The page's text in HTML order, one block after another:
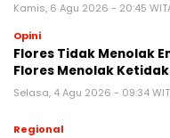
Kamis, 6 Agu 2026 - 20:45
Opini
Flores Tidak Menolak
Flores Menolak
Selasa, 4 Agu 2026 - 09:34
Regional